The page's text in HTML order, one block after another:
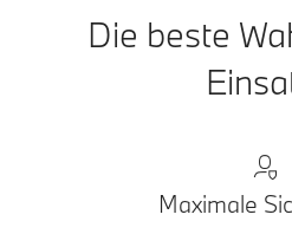
Die beste
Maximale